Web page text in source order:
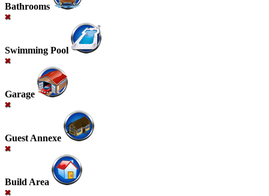
Bathrooms
Swimming Pool
Garage
Guest Annexe
Build Area